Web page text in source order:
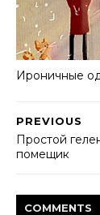
Ироничные
PREVIOUS
Простой
помещик
COMMENTS